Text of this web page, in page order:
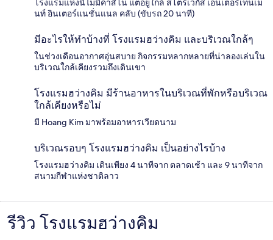
โรงแรมแห่งนี้ไม่มีคาสิโน แต่อยู่ใกล้ สโตร์เวกัส เอ็นเตอร์เทนเม
นท์ อินเตอร์แนชั่นแนล คลับ (ขับรถ 20 นาที)
มีอะไรให้ทำบ้างที่ โรงแรมฮว่างคิม และบริเวณใกล้ๆ
ในช่วงเดือนอากาศอุ่นสบาย กิจกรรมหลากหลายที่น่าลองเล่นใน
บริเวณใกล้เคียงรวมถึงเดินเขา
โรงแรมฮว่างคิม มีร้านอาหารในบริเวณที่พักหรือบริเวณ
ใกล้เคียงหรือไม่
มี Hoang Kim มาพร้อมอาหารเวียดนาม
บริเวณรอบๆ โรงแรมฮว่างคิม เป็นอย่างไรบ้าง
โรงแรมฮว่างคิม เดินเพียง 4 นาทีจาก ตลาดเช้า และ 9 นาทีจาก
สนามกีฬาแห่งชาติลาว
รีวิว
รีวิว โรงแรมฮว่างคิม